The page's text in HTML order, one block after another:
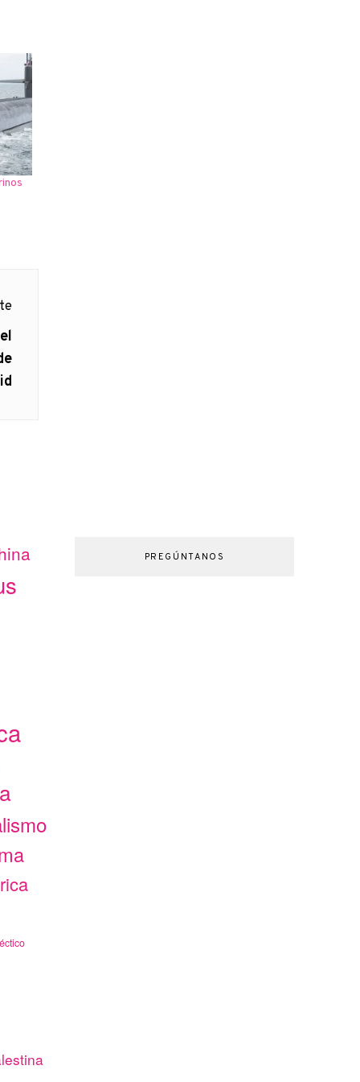
PREGÚNTANOS